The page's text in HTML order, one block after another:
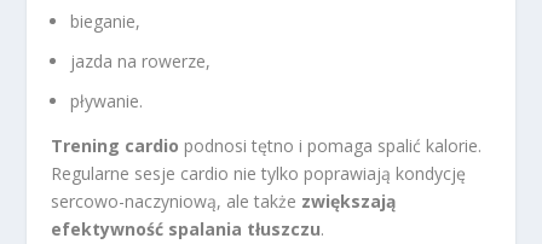
bieganie,
jazda na rowerze,
pływanie.
Trening cardio podnosi tętno i pomaga spalić kalorie.
Regularne sesje cardio nie tylko poprawiają kondycję
sercowo-naczyniową, ale także zwiększają
efektywność spalania tłuszczu.